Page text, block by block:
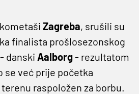
Zagreba, srušili su
finalista prošlosezonskog
danski Aalborg- rezultatom
se već prije početka
raspoložen za borbu.